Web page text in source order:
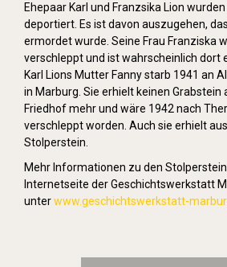
Ehepaar Karl und Franzsika Lion
deportiert. Es ist davon auszugehen,
ermordet wurde. Seine Frau Franziska
verschleppt und ist wahrscheinlich dort
Karl Lions Mutter Fanny starb 1941 an
in Marburg. Sie erhielt keinen Grabstein
Friedhof mehr und wäre 1942 nach
verschleppt worden. Auch sie erhielt
Stolperstein.
Mehr Informationen zu den
Internetseite der Geschichtswerkstatt
unterwww.geschichtswerkstatt-